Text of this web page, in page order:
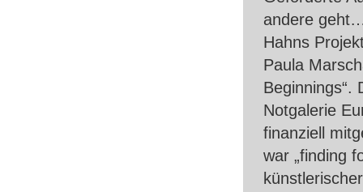
andere
Hahns
Paula
Beginnings“.
Notgalerie
finanziell
war „finding